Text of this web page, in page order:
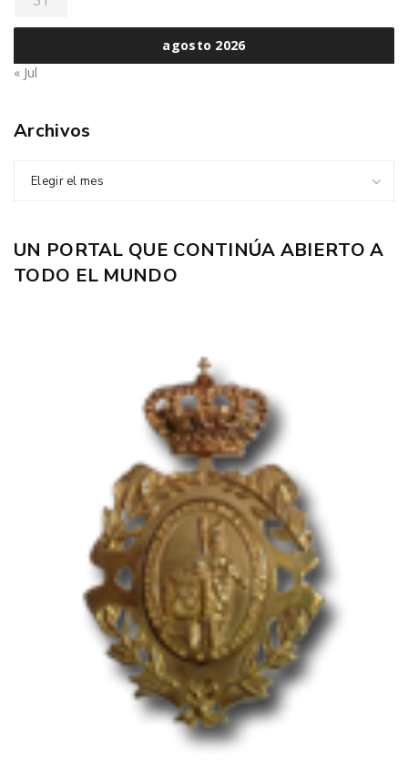
agosto 2026
« Jul
Archivos
Elegir el mes
UN PORTAL QUE CONTINÚA ABIERTO A
TODO EL MUNDO